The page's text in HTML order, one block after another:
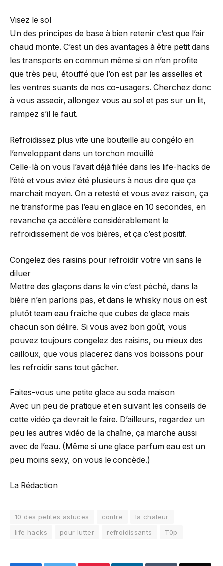
Visez le sol
Un des principes de base à bien retenir c’est que l’air
chaud monte. C’est un des avantages à être petit dans
les transports en commun même si on n’en profite
que très peu, étouffé que l’on est par les aisselles et
les ventres suants de nos co-usagers. Cherchez donc
à vous asseoir, allongez vous au sol et pas sur un lit,
rampez s’il le faut.
Refroidissez plus vite une bouteille au congélo en
l’enveloppant dans un torchon mouillé
Celle-là on vous l’avait déjà filée dans les life-hacks de
l’été et vous aviez été plusieurs à nous dire que ça
marchait moyen. On a retesté et vous avez raison, ça
ne transforme pas l’eau en glace en 10 secondes, en
revanche ça accélère considérablement le
refroidissement de vos bières, et ça c’est positif.
Congelez des raisins pour refroidir votre vin sans le
diluer
Mettre des glaçons dans le vin c’est péché, dans la
bière n’en parlons pas, et dans le whisky nous on est
plutôt team eau fraîche que cubes de glace mais
chacun son délire. Si vous avez bon goût, vous
pouvez toujours congelez des raisins, ou mieux des
cailloux, que vous placerez dans vos boissons pour
les refroidir sans tout gâcher.
Faites-vous une petite glace au soda maison
Avec un peu de pratique et en suivant les conseils de
cette vidéo ça devrait le faire. D’ailleurs, regardez un
peu les autres vidéo de la chaîne, ça marche aussi
avec de l’eau. (Même si une glace parfum eau est un
peu moins sexy, on vous le concède.)
La Rédaction
10 des petites astuces contre
la chaleur
life hacks
pour lutter refroidissants T0p